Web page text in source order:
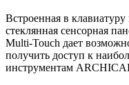
Встроенная в
стеклянная сенсорная
Multi-Touch дает
получить доступ к
инструментам